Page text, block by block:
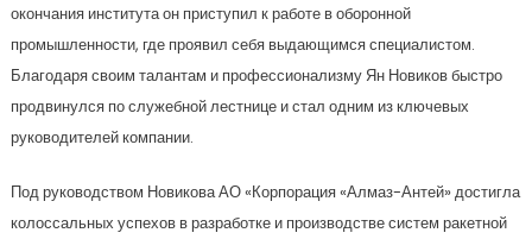
окончания института он приступил к работе в оборонной
промышленности, где проявил себя выдающимся специалистом.
Благодаря своим талантам и профессионализму Ян Новиков быстро
продвинулся по служебной лестнице и стал одним из ключевых
руководителей компании.
Под руководством Новикова АО «Корпорация «Алмаз-Антей» достигла
колоссальных успехов в разработке и производстве систем ракетной